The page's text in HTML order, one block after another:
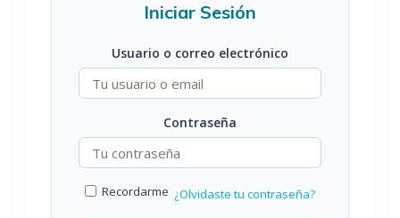
Iniciar Sesión
Usuario o correo electrónico
Contraseña
Recordarme ¿Olvidaste tu contraseña?